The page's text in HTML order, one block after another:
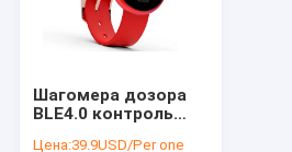
Шагомера дозора
BLE4.0 контроль
Цена:39.9USD/Per one